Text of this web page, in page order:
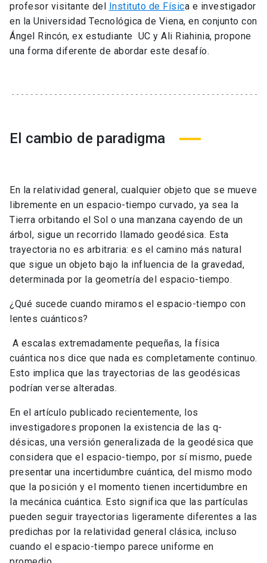
profesor visitante del
Instituto de Física e investigador
en la Universidad Tecnológica de Viena, en conjunto con
Ángel Rincón, ex estudiante UC y Ali Riahinia, propone
una forma diferente de abordar este desafío.
El cambio de paradigma
En la relatividad general, cualquier objeto que se mueve
libremente en un espacio-tiempo curvado, ya sea la
Tierra orbitando el Sol o una manzana cayendo de un
árbol, sigue un recorrido llamado geodésica. Esta
trayectoria no es arbitraria: es el camino más natural
que sigue un objeto bajo la influencia de la gravedad,
determinada por la geometría del espacio-tiempo.
¿Qué sucede cuando miramos el espacio-tiempo con
lentes cuánticos?
A escalas extremadamente pequeñas, la física
cuántica nos dice que nada es completamente continuo.
Esto implica que las trayectorias de las geodésicas
podrían verse alteradas.
En el artículo publicado recientemente, los
investigadores proponen la existencia de las q-
désicas, una versión generalizada de la geodésica que
considera que el espacio-tiempo, por sí mismo, puede
presentar una incertidumbre cuántica, del mismo modo
que la posición y el momento tienen incertidumbre en
la mecánica cuántica. Esto significa que las partículas
pueden seguir trayectorias ligeramente diferentes a las
predichas por la relatividad general clásica, incluso
cuando el espacio-tiempo parece uniforme en